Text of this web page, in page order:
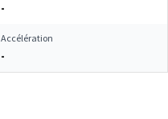
-
Accélération
-